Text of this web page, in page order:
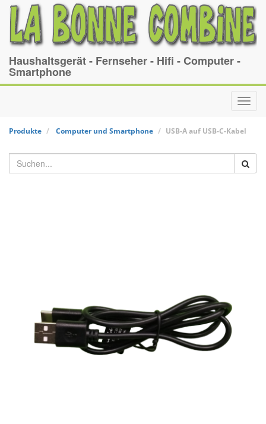
Haushaltsgerät - Fernseher - Hifi - Computer -
Smartphone
Produkte Computer und Smartphone USB-A auf USB-C-Kabel